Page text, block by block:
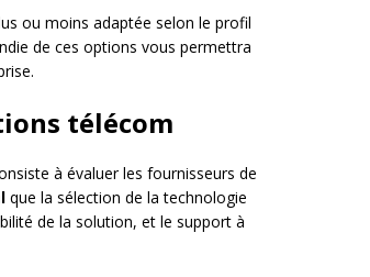
ou moins adaptée selon le profil
de ces options vous permettra
télécom
à évaluer les fournisseurs de
que la sélection de la technologie
de la solution, et le support à